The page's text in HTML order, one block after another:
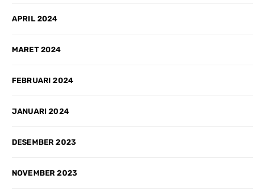
APRIL 2024
MARET 2024
FEBRUARI 2024
JANUARI 2024
DESEMBER 2023
NOVEMBER 2023